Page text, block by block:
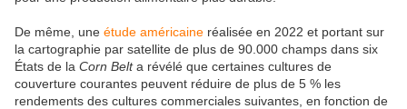
De même, une étude américaine réalisée en 2022 et portant sur
la cartographie par satellite de plus de 90.000 champs dans six
États de la Corn Belta révélé que certaines cultures de
couverture courantes peuvent réduire de plus de 5 % les
rendements des cultures commerciales suivantes, en fonction de